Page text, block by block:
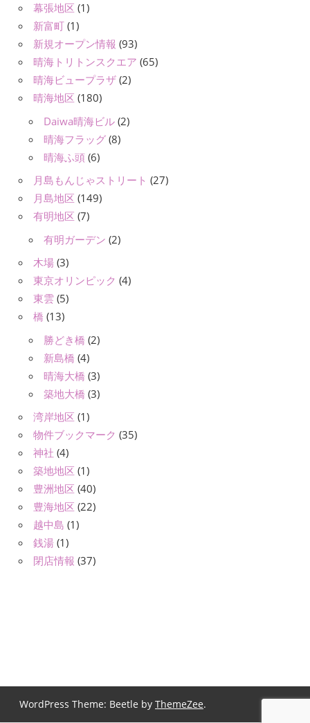
幕張地区 (1)
新富町 (1)
新規オープン情報 (93)
晴海トリトンスクエア (65)
晴海ビュープラザ (2)
晴海地区 (180)
Daiwa晴海ビル (2)
晴海フラッグ (8)
晴海ふ頭 (6)
月島もんじゃストリート (27)
月島地区 (149)
有明地区 (7)
有明ガーデン (2)
木場 (3)
東京オリンピック (4)
東雲 (5)
橋 (13)
勝どき橋 (2)
新島橋 (4)
晴海大橋 (3)
築地大橋 (3)
湾岸地区 (1)
物件ブックマーク (35)
神社 (4)
築地地区 (1)
豊洲地区 (40)
豊海地区 (22)
越中島 (1)
銭湯 (1)
閉店情報 (37)
WordPress Theme: Beetle by ThemeZee.